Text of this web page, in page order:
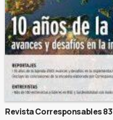
Revista Corresponsables 83